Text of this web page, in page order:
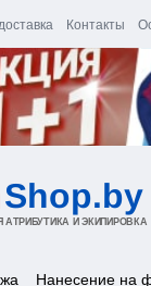
Контакты
Нанесение на